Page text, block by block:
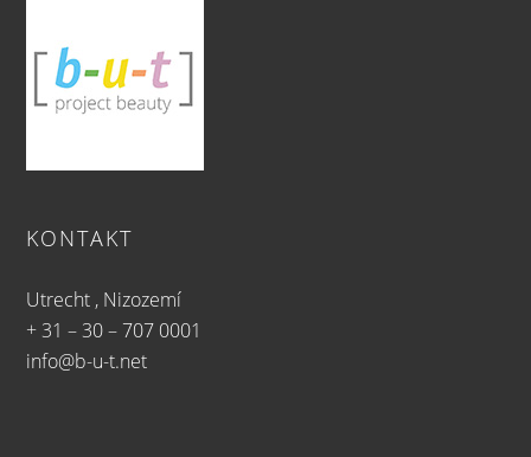
KONTAKT
Utrecht , Nizozemí
+ 31 – 30 – 707 0001
info@b-u-t.net